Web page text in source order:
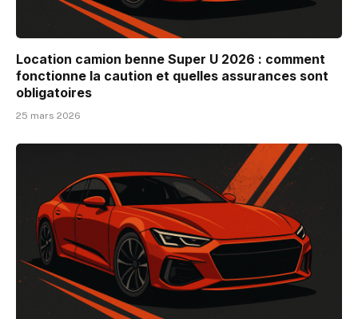
Location camion benne Super U 2026 : comment
fonctionne la caution et quelles assurances sont
obligatoires
25 mars 2026